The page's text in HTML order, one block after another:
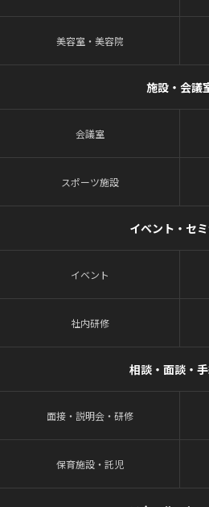
美容室・美容院
施設・会議
会議室
スポーツ施設
イベント・セ
イベント
社内研修
相談・面談・
面接・説明会・研修
保育施設・託児